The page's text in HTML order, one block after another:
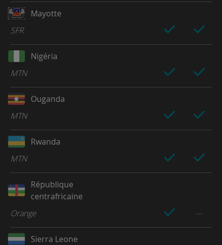
Mayotte
SFR
Nigéria
MTN
Ouganda
MTN
Rwanda
MTN
République
centrafricaine
Orange
Sierra Leone